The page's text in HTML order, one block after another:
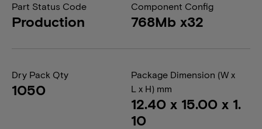
Part Status Code
Production
Component Config
768Mb x32
Dry Pack Qty
1050
Package Dimension (W x
L x H) mm
12.40 x 15.00 x 1.
10